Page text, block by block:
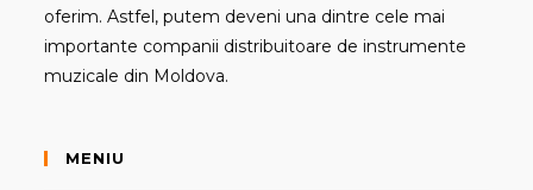
oferim. Astfel, putem deveni una dintre cele mai
importante companii distribuitoare de instrumente
muzicale din Moldova.
MENIU